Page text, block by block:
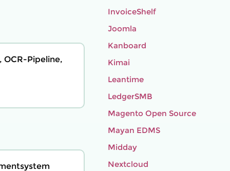
Pipeline,
InvoiceShelf
Joomla
Kanboard
Kimai
Leantime
LedgerSMB
Magento Open Source
Mayan EDMS
Midday
Nextcloud